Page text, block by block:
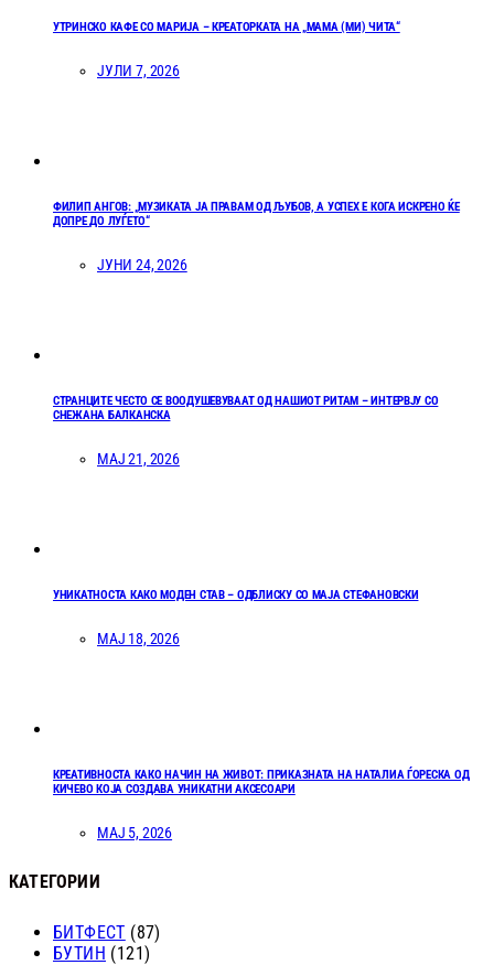
УТРИНСКО КАФЕ СО МАРИЈА – КРЕАТОРКАТА НА „МАМА (МИ) ЧИТА“
ЈУЛИ 7, 2026
ФИЛИП АНГОВ: „МУЗИКАТА ЈА ПРАВАМ ОД ЉУБОВ, А УСПЕХ Е КОГА ИСКРЕНО ЌЕ
ДОПРЕ ДО ЛУЃЕТО“
ЈУНИ 24, 2026
СТРАНЦИТЕ ЧЕСТО СЕ ВООДУШЕВУВААТ ОД НАШИОТ РИТАМ – ИНТЕРВЈУ СО
СНЕЖАНА БАЛКАНСКА
МАЈ 21, 2026
УНИКАТНОСТА КАКО МОДЕН СТАВ – ОДБЛИСКУ СО МАЈА СТЕФАНОВСКИ
МАЈ 18, 2026
КРЕАТИВНОСТА КАКО НАЧИН НА ЖИВОТ: ПРИКАЗНАТА НА НАТАЛИА ЃОРЕСКА ОД
КИЧЕВО КОЈА СОЗДАВА УНИКАТНИ АКСЕСОАРИ
МАЈ 5, 2026
КАТЕГОРИИ
БИТФЕСТ (87)
БУТИН (121)